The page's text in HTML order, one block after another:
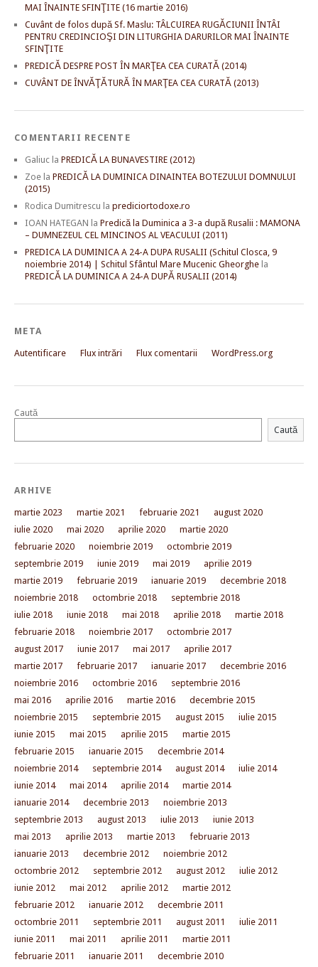
MAI ÎNAINTE SFINŢITE (16 martie 2016)
Cuvânt de folos după Sf. Maslu: TÂLCUIREA RUGĂCIUNII ÎNTÂI
PENTRU CREDINCIOŞI DIN LITURGHIA DARURILOR MAI ÎNAINTE
SFINŢITE
PREDICĂ DESPRE POST ÎN MARŢEA CEA CURATĂ (2014)
CUVÂNT DE ÎNVĂŢĂTURĂ ÎN MARŢEA CEA CURATĂ (2013)
COMENTARII RECENTE
Galiuc la PREDICĂ LA BUNAVESTIRE (2012)
Zoe la PREDICĂ LA DUMINICA DINAINTEA BOTEZULUI DOMNULUI
(2015)
Rodica Dumitrescu la prediciortodoxe.ro
IOAN HATEGAN la Predică la Duminica a 3-a după Rusalii : MAMONA
– DUMNEZEUL CEL MINCINOS AL VEACULUI (2011)
PREDICA LA DUMINICA A 24-A DUPA RUSALII (Schitul Closca, 9
noiembrie 2014) | Schitul Sfântul Mare Mucenic Gheorghe la
PREDICĂ LA DUMINICA A 24-A DUPĂ RUSALII (2014)
META
Autentificare Flux intrări Flux comentarii WordPress.org
Caută
Caută
ARHIVE
martie 2023 martie 2021 februarie 2021
august 2020
iulie 2020
mai 2020 aprilie 2020
martie 2020
februarie 2020
noiembrie 2019
octombrie 2019
septembrie 2019
iunie 2019 mai 2019
aprilie 2019
martie 2019
februarie 2019 ianuarie 2019
decembrie 2018
noiembrie 2018
octombrie 2018
septembrie 2018
iulie 2018
iunie 2018 mai 2018 aprilie 2018
martie 2018
februarie 2018
noiembrie 2017
octombrie 2017
august 2017
iunie 2017 mai 2017
aprilie 2017
martie 2017
februarie 2017 ianuarie 2017
decembrie 2016
noiembrie 2016
octombrie 2016
septembrie 2016
mai 2016
aprilie 2016 martie 2016
decembrie 2015
noiembrie 2015
septembrie 2015 august 2015
iulie 2015
iunie 2015
mai 2015 aprilie 2015
martie 2015
februarie 2015
ianuarie 2015
decembrie 2014
noiembrie 2014
septembrie 2014 august 2014
iulie 2014
iunie 2014
mai 2014 aprilie 2014
martie 2014
ianuarie 2014
decembrie 2013
noiembrie 2013
septembrie 2013
august 2013 iulie 2013
iunie 2013
mai 2013
aprilie 2013 martie 2013
februarie 2013
ianuarie 2013
decembrie 2012
noiembrie 2012
octombrie 2012
septembrie 2012 august 2012
iulie 2012
iunie 2012
mai 2012 aprilie 2012
martie 2012
februarie 2012
ianuarie 2012
decembrie 2011
octombrie 2011
septembrie 2011 august 2011
iulie 2011
iunie 2011
mai 2011 aprilie 2011
martie 2011
februarie 2011
ianuarie 2011 decembrie 2010